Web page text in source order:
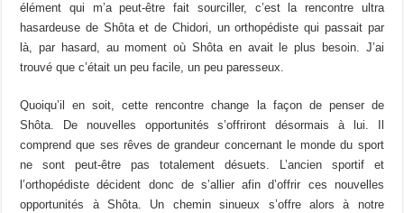
élément qui m’a peut-être fait sourciller, c’est la rencontre ultra
hasardeuse de Shôta et de Chidori, un orthopédiste qui passait par
là, par hasard, au moment où Shôta en avait le plus besoin. J’ai
trouvé que c’était un peu facile, un peu paresseux.
Quoiqu’il en soit, cette rencontre change la façon de penser de
Shôta. De nouvelles opportunités s’offriront désormais à lui. Il
comprend que ses rêves de grandeur concernant le monde du sport
ne sont peut-être pas totalement désuets. L’ancien sportif et
l’orthopédiste décident donc de s’allier afin d’offrir ces nouvelles
opportunités à Shôta. Un chemin sinueux s’offre alors à notre